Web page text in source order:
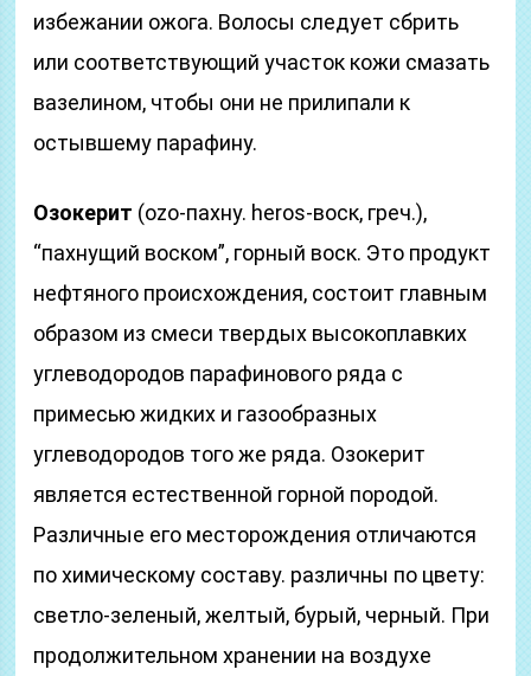
избежании ожога. Волосы следует сбрить
или соответствующий участок кожи смазать
вазелином, чтобы они не прилипали к
остывшему парафину.
Озокерит (ozo-пахну. heros-воск, греч.),
“пахнущий воском”, горный воск. Это продукт
нефтяного происхождения, состоит главным
образом из смеси твердых высокоплавких
углеводородов парафинового ряда с
примесью жидких и газообразных
углеводородов того же ряда. Озокерит
является естественной горной породой.
Различные его месторождения отличаются
по химическому составу. различны по цвету:
светло-зеленый, желтый, бурый, черный. При
продолжительном хранении на воздухе